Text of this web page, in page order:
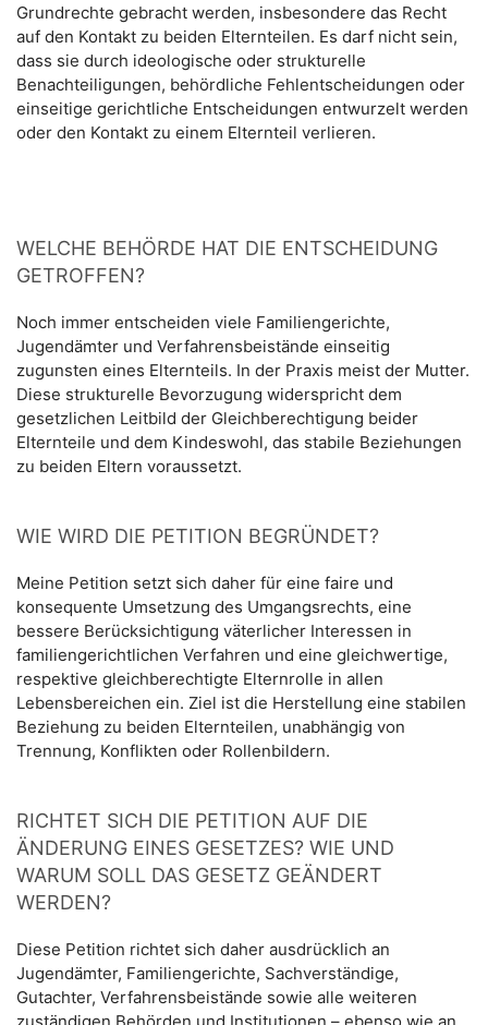
Grundrechte gebracht werden, insbesondere das Recht
auf den Kontakt zu beiden Elternteilen. Es darf nicht sein,
dass sie durch ideologische oder strukturelle
Benachteiligungen, behördliche Fehlentscheidungen oder
einseitige gerichtliche Entscheidungen entwurzelt werden
oder den Kontakt zu einem Elternteil verlieren.
WELCHE BEHÖRDE HAT DIE ENTSCHEIDUNG
GETROFFEN?
Noch immer entscheiden viele Familiengerichte,
Jugendämter und Verfahrensbeistände einseitig
zugunsten eines Elternteils. In der Praxis meist der Mutter.
Diese strukturelle Bevorzugung widerspricht dem
gesetzlichen Leitbild der Gleichberechtigung beider
Elternteile und dem Kindeswohl, das stabile Beziehungen
zu beiden Eltern voraussetzt.
WIE WIRD DIE PETITION BEGRÜNDET?
Meine Petition setzt sich daher für eine faire und
konsequente Umsetzung des Umgangsrechts, eine
bessere Berücksichtigung väterlicher Interessen in
familiengerichtlichen Verfahren und eine gleichwertige,
respektive gleichberechtigte Elternrolle in allen
Lebensbereichen ein. Ziel ist die Herstellung eine stabilen
Beziehung zu beiden Elternteilen, unabhängig von
Trennung, Konflikten oder Rollenbildern.
RICHTET SICH DIE PETITION AUF DIE
ÄNDERUNG EINES GESETZES? WIE UND
WARUM SOLL DAS GESETZ GEÄNDERT
WERDEN?
Diese Petition richtet sich daher ausdrücklich an
Jugendämter, Familiengerichte, Sachverständige,
Gutachter, Verfahrensbeistände sowie alle weiteren